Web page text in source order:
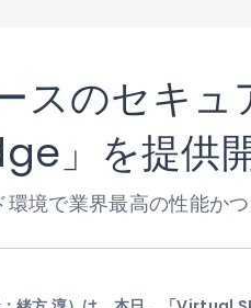
スのセキュ
」を提供
境で業界最高の性能か